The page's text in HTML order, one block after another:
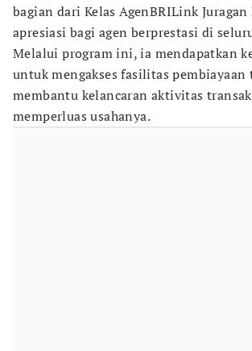
bagian dari Kelas AgenBRILink
apresiasi bagi agen berprestasi di
Melalui program ini, ia mendapatkan
untuk mengakses fasilitas pembiayaan
membantu kelancaran aktivitas
memperluas usahanya.